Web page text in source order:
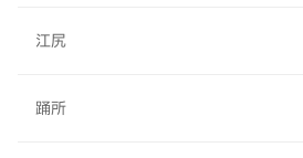
江尻
踊所